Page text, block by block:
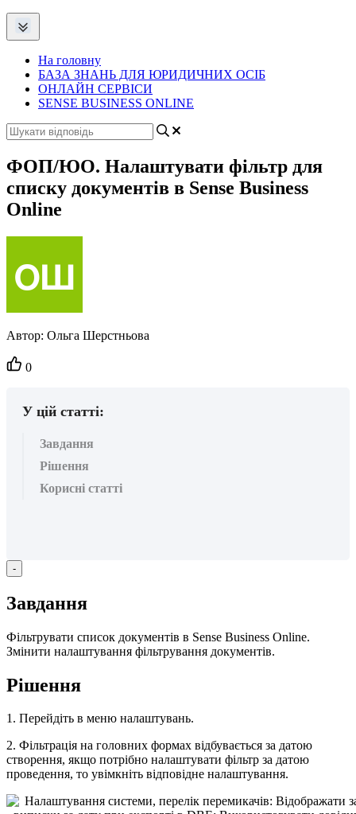
На головну
БАЗА ЗНАНЬ ДЛЯ ЮРИДИЧНИХ ОСІБ
ОНЛАЙН СЕРВІСИ
SENSE BUSINESS ONLINE
ФОП/ЮО. Налаштувати фільтр для
списку документів в Sense Business
Online
Автор: Ольга Шерстньова
Кількість
вподобайок:
0
У цій статті:
Завдання
Рішення
Корисні статті
-
Завдання
Фільтрувати список документів в Sense Business Online.
Змінити налаштування фільтрування документів.
Рішення
1. Перейдіть в меню налаштувань.
2. Фільтрація на головних формах відбувається за датою
створення, якщо потрібно налаштувати фільтр за датою
проведення, то увімкніть відповідне налаштування.